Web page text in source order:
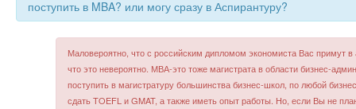
поступить в MBA? или могу сразу в Аспирантуру?
Маловероятно, что с российским дипломом экономиста Вас примут в
что это невероятно. МВА-это тоже магистрата в области бизнес-
поступить в магистратуру большинства бизнес-школ, по любой
сдать TOEFL и GMAT, а также иметь опыт работы. Но, если Вы не